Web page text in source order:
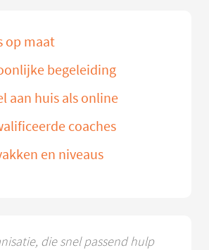
op maat
begeleiding
aan huis als online
coaches
en niveaus
die snel passend hulp